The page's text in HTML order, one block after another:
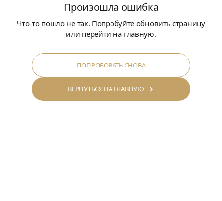
Произошла ошибка
Что-то пошло не так. Попробуйте обновить страницу
или перейти на главную.
ПОПРОБОВАТЬ СНОВА
ВЕРНУТЬСЯ НА ГЛАВНУЮ